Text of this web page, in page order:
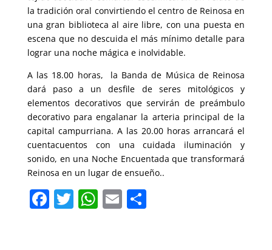
la tradición oral convirtiendo el centro de Reinosa en
una gran biblioteca al aire libre, con una puesta en
escena que no descuida el más mínimo detalle para
lograr una noche mágica e inolvidable.
A las 18.00 horas, la Banda de Música de Reinosa
dará paso a un desfile de seres mitológicos y
elementos decorativos que servirán de preámbulo
decorativo para engalanar la arteria principal de la
capital campurriana. A las 20.00 horas arrancará el
cuentacuentos con una cuidada iluminación y
sonido, en una Noche Encuentada que transformará
Reinosa en un lugar de ensueño..
F T W E C